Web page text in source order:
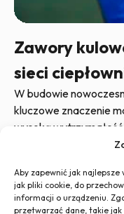
Aby zapewnić jak
jak pliki cookie, do
informacji o urządzeniu.
przetwarzać dane, takie
Zawory
sieci
W budowie
kluczowe znaczenie
wysoką
parametrami